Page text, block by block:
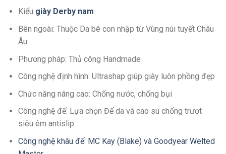
Kiểu giày Derby nam
Bên ngoài: Thuộc Da bê con nhập từ Vùng núi tuyết Châu
Âu
Phương pháp: Thủ công Handmade
Công nghệ định hình: Ultrashap giúp giày luôn phồng đẹp
Chức năng nâng cao: Chống nước, chống bụi
Công nghệ đế: Lựa chọn Đế da và cao su chống trượt
siêu êm antislip
Công nghệ khâu đế: MC Kay (Blake) và Goodyear Welted